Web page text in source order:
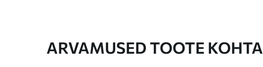
ARVAMUSED TOOTE KOHTA